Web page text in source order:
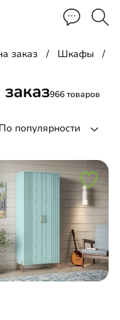
заказ Шкафы
966 товаров
По популярности